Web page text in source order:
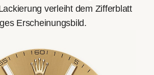
verleiht dem Zifferblatt
Erscheinungsbild.